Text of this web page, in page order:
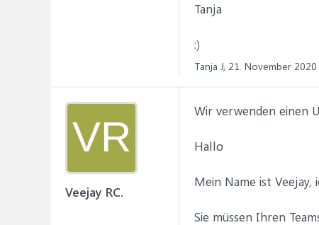
Tanja
:)
Tanja J, 21. November 2020
VR
Veejay RC.
Wir verwenden einen
Hallo
Mein Name ist Veejay,
Sie müssen Ihren